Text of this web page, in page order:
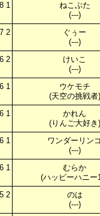
1
ねこぶた
(---)
2
ぐぅー
(---)
2
けいこ
(---)
1
ウケモチ
(天空の挑戦者)
1
かれん
(りんご大好き)
1
ワンダーリン
(---)
1
むらか
(ハッピーハニー
2
のは
(---)